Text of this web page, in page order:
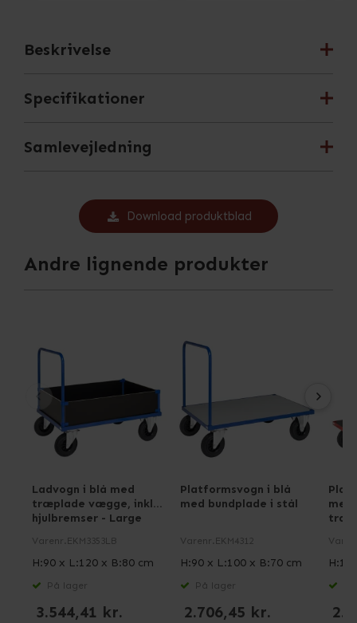
Beskrivelse
Specifikationer
Samlevejledning
Download produktblad
Andre lignende produkter
Ladvogn i blå med
træplade vægge, inkl.
hjulbremser - Large
Varenr. EKM3353LB
H:90 x L:120 x B:80 cm
På lager
3.544,41 kr.
Platformsvogn i blå
med bundplade i stål
Varenr. EKM4312
H:90 x L:100 x B:70 cm
På lager
2.706,45 kr.
med
træ,